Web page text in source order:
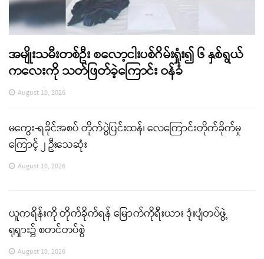
အမျိုးသမီးတစ်ဦး စလော့ငါးပစ်ဂိမ်းရှုံး၍ ၆ နှစ်ရွယ်
ကလေးကို သတ်ဖြတ်ခဲ့ကြောင်း ဝန်ခံ
August 10, 2026
မကွေး-ရခိုင်အစပ် တိုက်ပွဲပြင်းထန်၊ လေကြောင်းတိုက်ခိုက်မှု
ကြောင့် ၂ ဦးသေဆုံး
August 10, 2026
ယူကရိန်းကို တိုက်ခိုက်ရန် မြောက်ကိုရီးယား ဒုံးပျံတပ်ဖွဲ့
ရုရှား၌ စတင်တပ်စွဲ
August 10, 2026